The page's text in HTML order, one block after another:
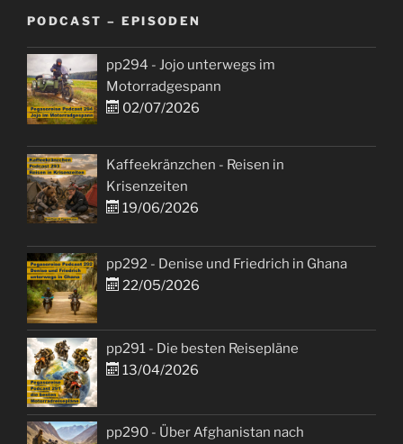
PODCAST – EPISODEN
pp294 - Jojo unterwegs im
Motorradgespann
02/07/2026
Kaffeekränzchen - Reisen in
Krisenzeiten
19/06/2026
pp292 - Denise und Friedrich in Ghana
22/05/2026
pp291 - Die besten Reisepläne
13/04/2026
pp290 - Über Afghanistan nach